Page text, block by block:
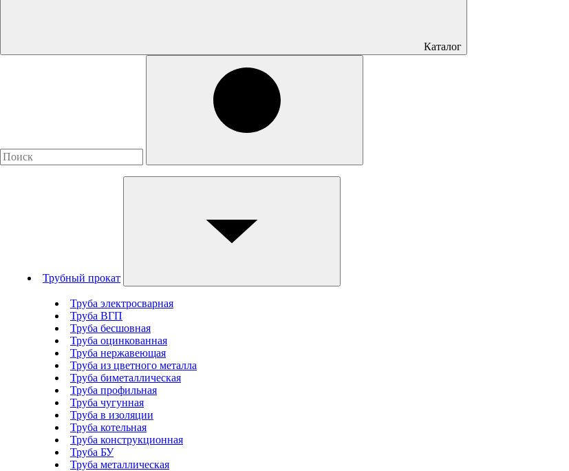
Каталог
Трубный прокат
Труба электросварная
Труба ВГП
Труба бесшовная
Труба оцинкованная
Труба нержавеющая
Труба из цветного металла
Труба биметаллическая
Труба профильная
Труба чугунная
Труба в изоляции
Труба котельная
Труба конструкционная
Труба БУ
Труба металлическая